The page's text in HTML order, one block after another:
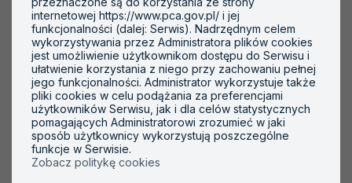
Środowisko pracy (czynniki szkodliwe i uciążliwe)
Środowisko ogólne (czynniki fizyczne)
Pomieszczenia (warunki środowiskowe)
Ważne informacje
internetowej https://www.pca.gov.pl/ i jej
funkcjonalności (dalej: Serwis). Nadrzędnym celem
wykorzystywania przez Administratora plików cookies
jest umożliwienie użytkownikom dostępu do Serwisu i
ułatwienie korzystania z niego przy zachowaniu pełnej
jego funkcjonalności. Administrator wykorzystuje także
pliki cookies w celu podążania za preferencjami
użytkowników Serwisu, jak i dla celów statystycznych
pomagających Administratorowi zrozumieć w jaki
sposób użytkownicy wykorzystują poszczególne
funkcje w Serwisie.
Zobacz politykę cookies